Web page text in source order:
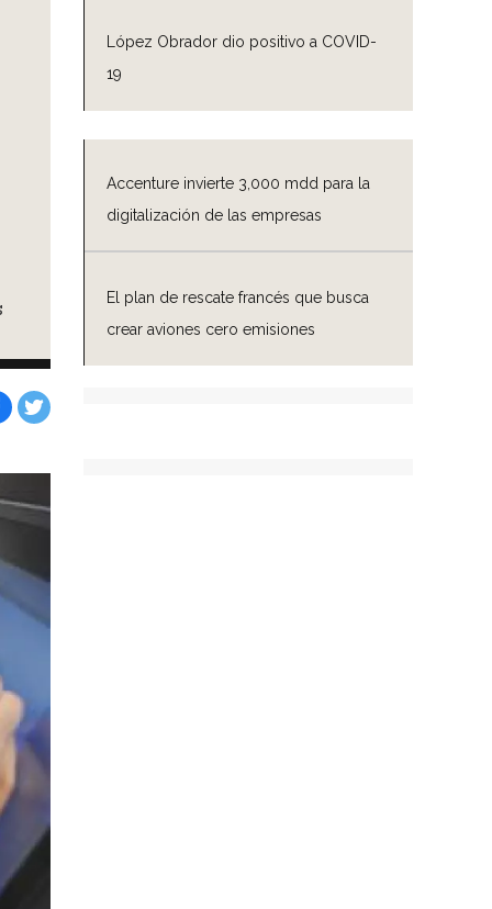
López Obrador dio positivo a COVID-
19
Accenture invierte 3,000 mdd para la
digitalización de las empresas
El plan de rescate francés que busca
crear aviones cero emisiones